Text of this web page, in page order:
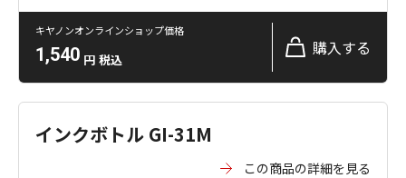
キヤノンオンラインショップ価格
1,540 円 税込
購入する
インクボトル GI-31M
この商品の詳細を見る